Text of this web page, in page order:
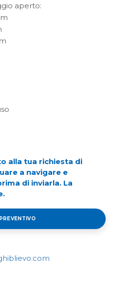
aperto:
alla tua richiesta di
a navigare e
di inviarla. La